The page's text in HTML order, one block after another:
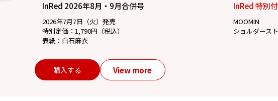
InRed 2026年8月・9月合併号
2026年7月7日（火）発売
特別定価：1,790円（税込）
表紙：白石麻衣
InRed 特別
MOOMIN
ショルダース
購入する View more